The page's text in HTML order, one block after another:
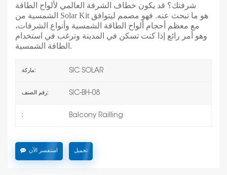
شرفتك؟ قد يكون خطاف الشرفة العالمي لألواح الطاقة
الشمسية من Solar Kit هو ما تبحث عنه. فهو مصمم ليتوافق
مع معظم أحجام ألواح الطاقة الشمسية وأنواع الشرفات،
وهو أمر رائع إذا كنت تسكن في المدينة وترغب في استخدام
الطاقة الشمسية.
ماركة: SIC SOLAR
رقم الصنف: SIC-BH-08
: Balcony Railling
استفسر الآن تحميل